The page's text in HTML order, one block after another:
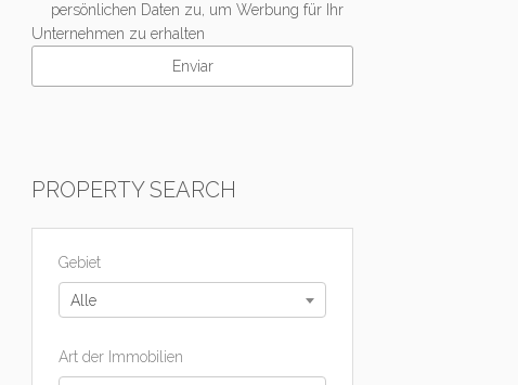
persönlichen Daten zu, um Werbung für Ihr
Unternehmen zu erhalten
PROPERTY SEARCH
Gebiet
Alle
Art der Immobilien